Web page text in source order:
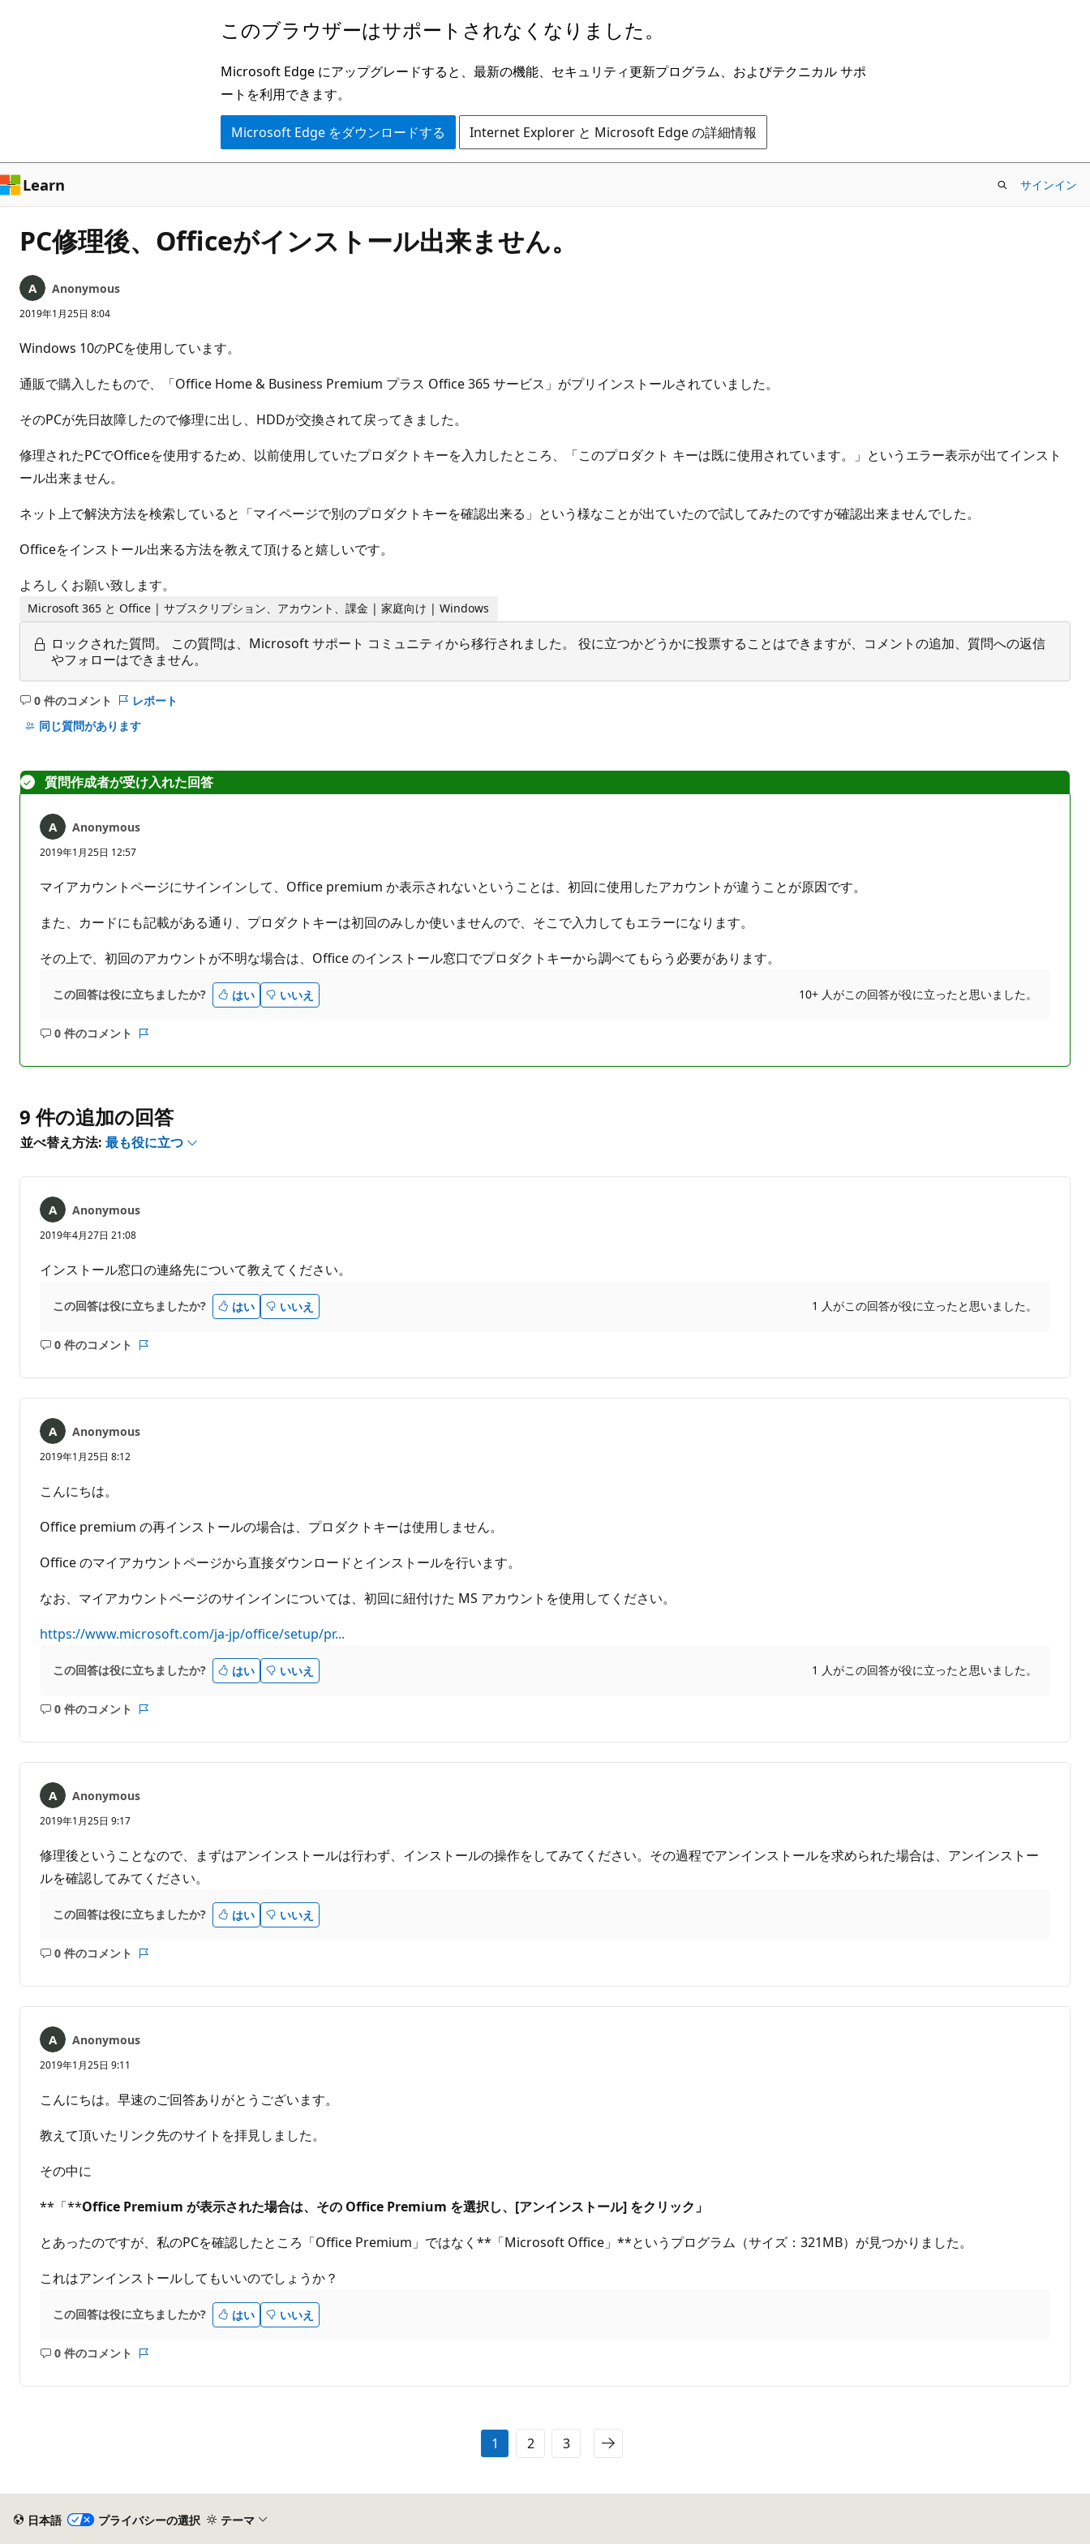
ン
ツ
に
ス
キ
ッ
プ
このブラウザーはサポートされなくなりました。
Microsoft Edge にアップグレードすると、最新の機能、セキュリティ更新プログラム、およびテクニカル サポ
ートを利用できます。
Microsoft Edge をダウンロードする Internet Explorer と Microsoft Edge の詳細情報
Learn サインイン
PC修理後、Officeがインストール出来ません。
Anonymous
2019年1月25日 8:04
Windows 10のPCを使用しています。
通販で購入したもので、「Office Home & Business Premium プラス Office 365 サービス」がプリインストールされていました。
そのPCが先日故障したので修理に出し、HDDが交換されて戻ってきました。
修理されたPCでOfficeを使用するため、以前使用していたプロダクトキーを入力したところ、「このプロダクト キーは既に使用されています。」というエラー表示が出てインスト
ール出来ません。
ネット上で解決方法を検索していると「マイページで別のプロダクトキーを確認出来る」という様なことが出ていたので試してみたのですが確認出来ませんでした。
Officeをインストール出来る方法を教えて頂けると嬉しいです。
よろしくお願い致します。
Microsoft 365 と Office | サブスクリプション、アカウント、課金 | 家庭向け | Windows
ロックされた質問。
この質問は、Microsoft サポート コミュニティから移行されました。 役に立つかどうかに投票することはできますが、コメントの追加、質問への返信
やフォローはできません。
0 件のコメント
コ
メ
は
あ
ま
ん
レポート
同じ質問があります
質問作成者が受け入れた回答
Anonymous
2019年1月25日 12:57
マイアカウントページにサインインして、Office premium か表示されないということは、初回に使用したアカウントが違うことが原因です。
また、カードにも記載がある通り、プロダクトキーは初回のみしか使いませんので、そこで入力してもエラーになります。
その上で、初回のアカウントが不明な場合は、Office のインストール窓口でプロダクトキーから調べてもらう必要があります。
この回答は役に立ちましたか? はい いいえ 10+ 人がこの回答が役に立ったと思いました。
0 件のコメント
コ
は
あ
り
せ
9 件の追加の回答
並べ替え方法: 最も役に立つ
Anonymous
2019年4月27日 21:08
インストール窓口の連絡先について教えてください。
この回答は役に立ちましたか? はい いいえ 1 人がこの回答が役に立ったと思いました。
0 件のコメント
コ
ト
あ
り
せ
ト
Anonymous
2019年1月25日 8:12
こんにちは。
Office premium の再インストールの場合は、プロダクトキーは使用しません。
Office のマイアカウントページから直接ダウンロードとインストールを行います。
なお、マイアカウントページのサインインについては、初回に紐付けた MS アカウントを使用してください。
https://www.microsoft.com/ja-jp/office/setup/pr...
この回答は役に立ちましたか? はい いいえ 1 人がこの回答が役に立ったと思いました。
0 件のコメント
コ
ト
あ
り
せ
ん
ト
Anonymous
2019年1月25日 9:17
修理後ということなので、まずはアンインストールは行わず、インストールの操作をしてみてください。その過程でアンインストールを求められた場合は、アンインストー
ルを確認してみてください。
この回答は役に立ちましたか? はい いいえ
0 件のコメント
コ
ト
あ
り
せ
ト
Anonymous
2019年1月25日 9:11
こんにちは。早速のご回答ありがとうございます。
教えて頂いたリンク先のサイトを拝見しました。
その中に
**「**Office Premium が表示された場合は、その Office Premium を選択し、[アンインストール] をクリック」
とあったのですが、私のPCを確認したところ「Office Premium」ではなく**「Microsoft Office」**というプログラム（サイズ：321MB）が見つかりました。
これはアンインストールしてもいいのでしょうか？
この回答は役に立ちましたか? はい いいえ
0 件のコメント
コ
せ
ん
1 2 3
日本語 プライバシーの選択 テーマ